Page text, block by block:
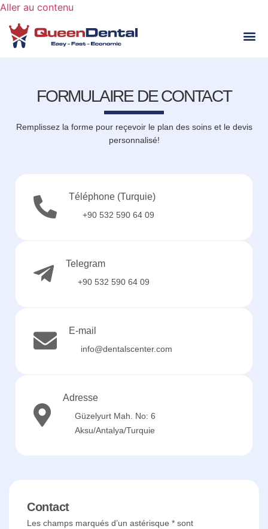
Aller au contenu
FORMULAIRE DE CONTACT
Remplissez la forme pour reçevoir le plan des soins et le devis
personnalisé!
Contact
Les champs marqués d’un astérisque * sont
Téléphone (Turquie)
+90 532 590 64 09
Telegram
+90 532 590 64 09
E-mail
info@dentalscenter.com
Adresse
Güzelyurt Mah. No: 6
Aksu/Antalya/Turquie